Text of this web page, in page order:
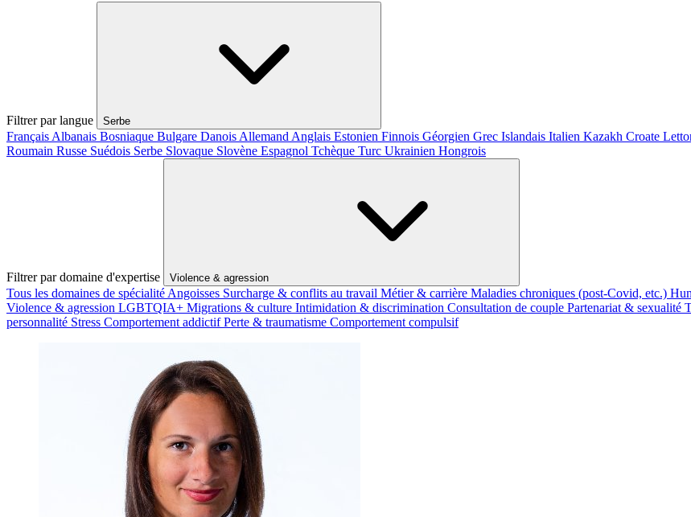
Filtrer par langue Serbe
Français Albanais Bosniaque Bulgare Danois Allemand Anglais Estonien Finnois Géorgien Grec Islandais Italien Kazakh Croate
Roumain Russe Suédois Serbe Slovaque Slovène Espagnol Tchèque Turc Ukrainien Hongrois
Filtrer par domaine d'expertise Violence & agression
Tous les domaines de spécialité Angoisses Surcharge & conflits au travail Métier & carrière Maladies chroniques (post-Covid, etc.)
Violence & agression LGBTQIA+ Migrations & culture Intimidation & discrimination Consultation de couple Partenariat & sexualité
personnalité Stress Comportement addictifPerte & traumatisme Comportement compulsif